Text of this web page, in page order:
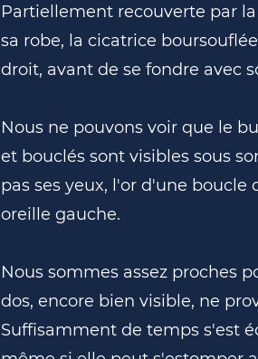
Partiellement recouverte par
sa robe, la cicatrice
droit, avant de se fondre avec
Nous ne pouvons voir que le
et bouclés sont visibles sous
pas ses yeux, l'or d'une
oreille gauche.
Nous sommes assez proches
dos, encore bien visible, ne
Suffisamment de temps s'est